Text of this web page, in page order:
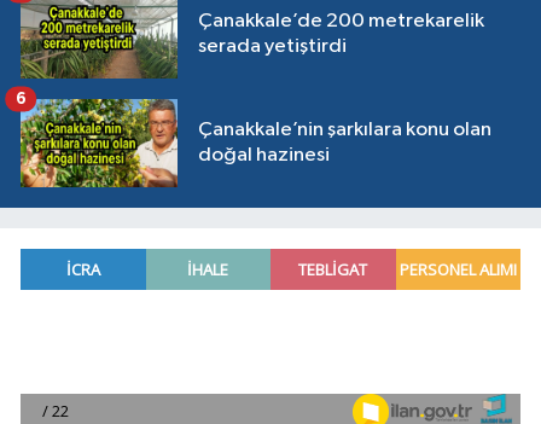
Çanakkale’de 200 metrekarelik
serada yetiştirdi
Çanakkale’nin şarkılara konu olan
doğal hazinesi
6